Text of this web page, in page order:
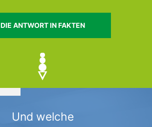
DIE ANTWORT IN FAKTEN
Und welche